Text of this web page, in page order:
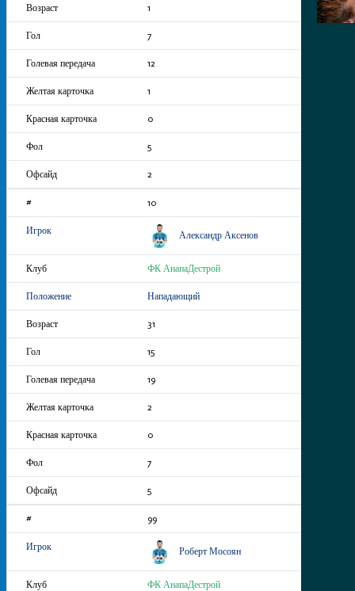
1
7
12
1
0
5
2
10
Александр Аксенов
ФК АнапаДестрой
Нападающий
31
15
19
2
0
7
5
99
Роберт Мосоян
ФК АнапаДестрой